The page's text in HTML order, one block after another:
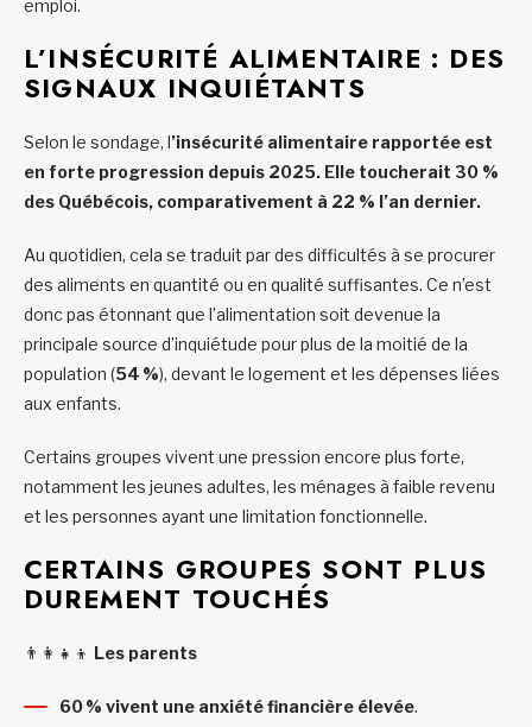
emploi.
L’INSÉCURITÉ ALIMENTAIRE : DES
SIGNAUX INQUIÉTANTS
Selon le sondage, l’insécurité alimentaire rapportée est
en forte progression depuis 2025. Elle toucherait 30 %
des Québécois, comparativement à 22 % l’an dernier.
Au quotidien, cela se traduit par des difficultés à se procurer
des aliments en quantité ou en qualité suffisantes. Ce n’est
donc pas étonnant que l’alimentation soit devenue la
principale source d’inquiétude pour plus de la moitié de la
population (54 %), devant le logement et les dépenses liées
aux enfants.
Certains groupes vivent une pression encore plus forte,
notamment les jeunes adultes, les ménages à faible revenu
et les personnes ayant une limitation fonctionnelle.
CERTAINS GROUPES SONT PLUS
DUREMENT TOUCHÉS
👨‍👩‍👧‍👦 Les parents
60% vivent une anxiété financière élevée.